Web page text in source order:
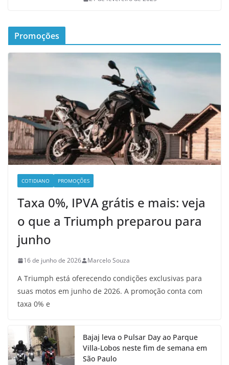
Promoções
COTIDIANO PROMOÇÕES
Taxa 0%, IPVA grátis e mais: veja
o que a Triumph preparou para
junho
16 de junho de 2026 Marcelo Souza
A Triumph está oferecendo condições exclusivas para
suas motos em junho de 2026. A promoção conta com
taxa 0% e
Bajaj leva o Pulsar Day ao Parque
Villa-Lobos neste fim de semana em
São Paulo